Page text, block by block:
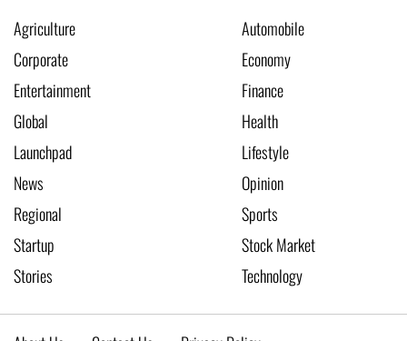
Agriculture
Automobile
Corporate
Economy
Entertainment
Finance
Global
Health
Launchpad
Lifestyle
News
Opinion
Regional
Sports
Startup
Stock Market
Stories
Technology